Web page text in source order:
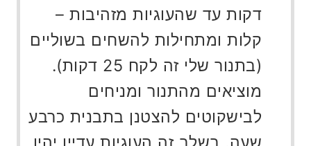
דקות עד שהעוגיות מזהיבות –
קלות ומתחילות להשחים בשוליים
(בתנור שלי זה לקח 25 דקות).
מוציאים מהתנור ומניחים
לבישקוטים להצטנן בתבנית כרבע